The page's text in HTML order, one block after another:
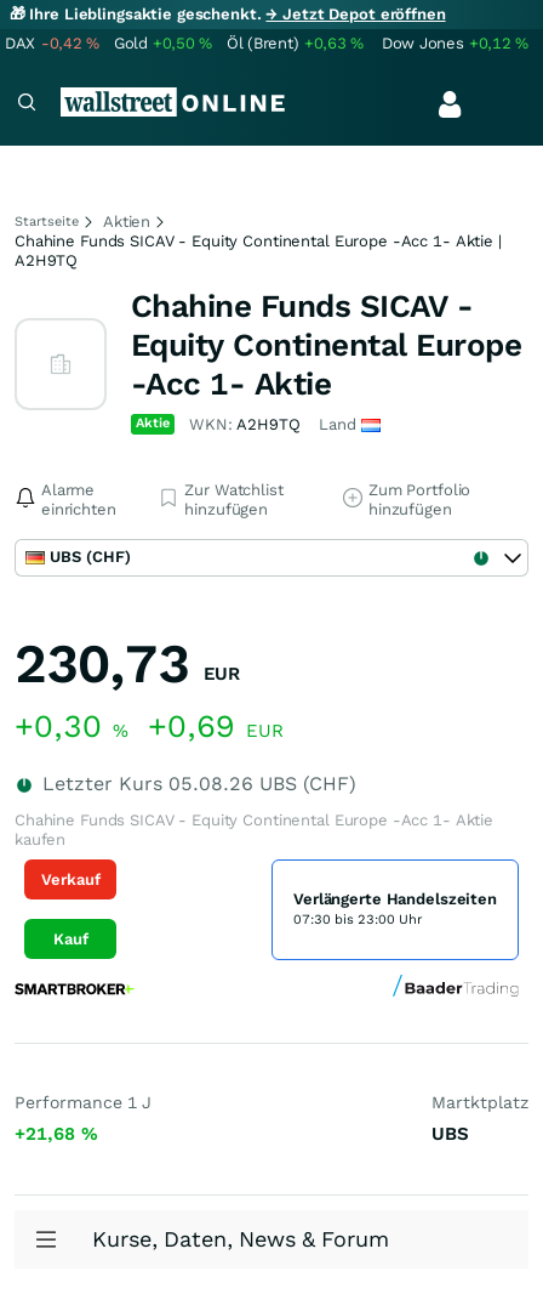
🎁 Ihre Lieblingsaktie geschenkt.→ Jetzt Depot eröffnen
DAX -0,42% Gold +0,50% Öl (Brent) +0,63% Dow Jones +0,12%
Startseite
Aktien
Chahine Funds SICAV - Equity Continental Europe -Acc 1- Aktie |
A2H9TQ
Chahine Funds SICAV -
Equity Continental Europe
-Acc 1- Aktie
Aktie WKN:A2H9TQ Land
Alarme
einrichten
Zur Watchlist
hinzufügen
Zum Portfolio
hinzufügen
UBS (CHF)
230,73 EUR
+0,30 % +0,69 EUR
Letzter Kurs 05.08.26 UBS (CHF)
Chahine Funds SICAV - Equity Continental Europe -Acc 1- Aktie
kaufen
Verkauf
Kauf
Verlängerte Handelszeiten
07:30 bis 23:00 Uhr
Performance 1 J
+21,68 %
Martktplatz
UBS
Kurse, Daten, News & Forum